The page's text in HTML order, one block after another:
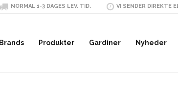
NORMAL 1-3 DAGES LEV. TID. VI SENDER DIREKTE
Brands Produkter Gardiner Nyheder